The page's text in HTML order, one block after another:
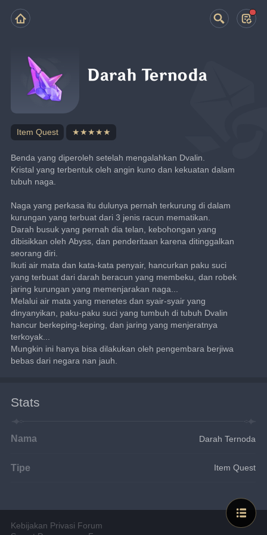
Darah Ternoda
Item Quest ★★★★★
Benda yang diperoleh setelah mengalahkan Dvalin.
Kristal yang terbentuk oleh angin kuno dan kekuatan dalam
tubuh naga.
Naga yang perkasa itu dulunya pernah terkurung di dalam
kurungan yang terbuat dari 3 jenis racun mematikan.
Darah busuk yang pernah dia telan, kebohongan yang
dibisikkan oleh Abyss, dan penderitaan karena ditinggalkan
seorang diri.
Ikuti air mata dan kata-kata penyair, hancurkan paku suci
yang terbuat dari darah beracun yang membeku, dan robek
jaring kurungan yang memenjarakan naga...
Melalui air mata yang menetes dan syair-syair yang
dinyanyikan, paku-paku suci yang tumbuh di tubuh Dvalin
hancur berkeping-keping, dan jaring yang menjeratnya
terkoyak...
Mungkin ini hanya bisa dilakukan oleh pengembara berjiwa
bebas dari negara nan jauh.
Stats
Nama Darah Ternoda
Tipe Item Quest
Kebijakan Privasi Forum